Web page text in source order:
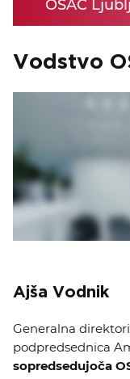
OSAC
Vodstvo
Ajša Vodnik
Generalna
podpredsednica
sopredsedujoča